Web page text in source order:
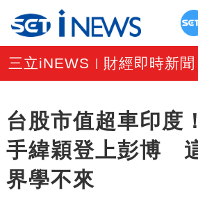
三立iNEWS 財經即時新聞
台股市值超車印度
手緯穎登上彭博
界學不來